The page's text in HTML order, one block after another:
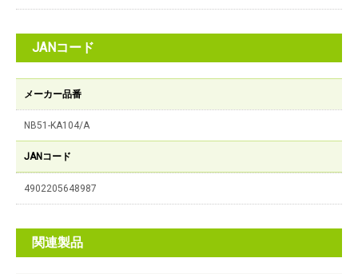
JANコード
メーカー品番
NB51-KA104/A
JANコード
4902205648987
関連製品